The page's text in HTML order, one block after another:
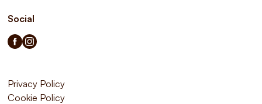
Social
Privacy Policy
Cookie Policy